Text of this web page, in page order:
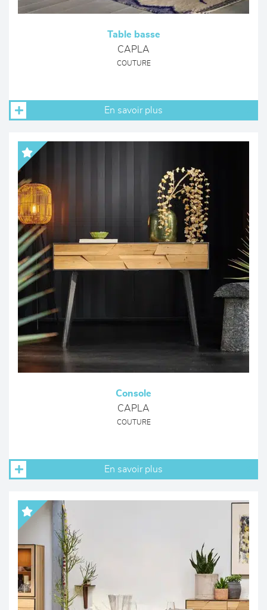
Table basse
CAPLA
COUTURE
En savoir plus
Console
CAPLA
COUTURE
En savoir plus